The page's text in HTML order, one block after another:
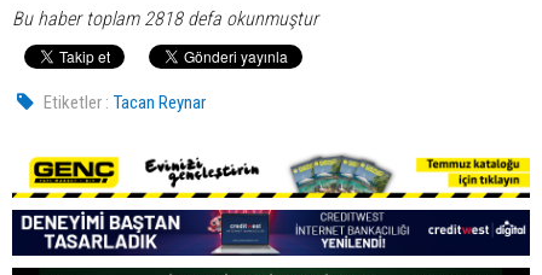
Bu haber toplam 2818 defa okunmuştur
Etiketler : Tacan Reynar